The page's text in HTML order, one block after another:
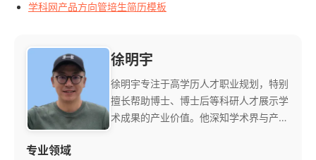
学科网产品方向管培生简历模板
徐明宇
徐明宇专注于高学历人才职业规划，特别
擅长帮助博士、博士后等科研人才展示学
术成果的产业价值。他深知学术界与产业
专业领域